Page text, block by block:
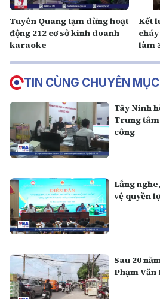
Tuyên Quang tạm dừng hoạt
động 212 cơ sở kinh doanh
karaoke
Kết
làm
TIN CÙNG CHUYÊN MỤC
Tây Ninh
Trung
công
Lắng
vệ quyền
Sau 20
Phạm Văn